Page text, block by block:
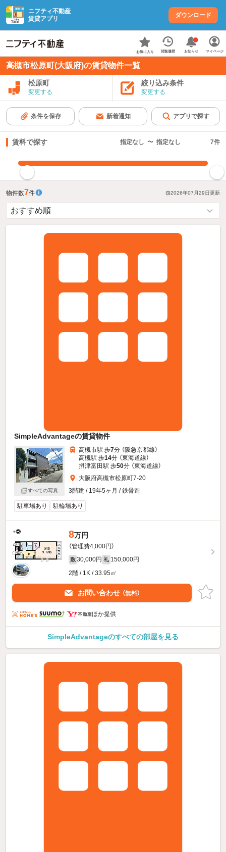
ニフティ不動産
賃貸アプリ
ダウンロード
お気に入り 閲覧履歴 お知らせ マイページ
高槻市松原町(大阪府)の賃貸物件一覧
松原町
変更する
絞り込み条件
変更する
条件を保存 新着通知 アプリで探す
賃料で探す 指定なし 〜 指定なし 7件
物件数7件 2026年07月29日更新
SimpleAdvantageの賃貸物件
すべての写真
高槻市駅 歩7分 （阪急京都線）
高槻駅 歩14分 （東海道線）
摂津富田駅 歩50分 （東海道線）
大阪府高槻市松原町7-20
3階建 / 19年5ヶ月 / 鉄骨造
駐車場あり 駐輪場あり
8万円
（管理費4,000円）
敷 30,000円 礼 150,000円
2階 / 1K / 33.95㎡
お問い合わせ （無料）
ほか提供
SimpleAdvantageのすべての部屋を見る